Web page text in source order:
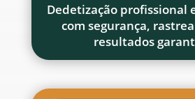
Dedetização profissional
com segurança,
resultados